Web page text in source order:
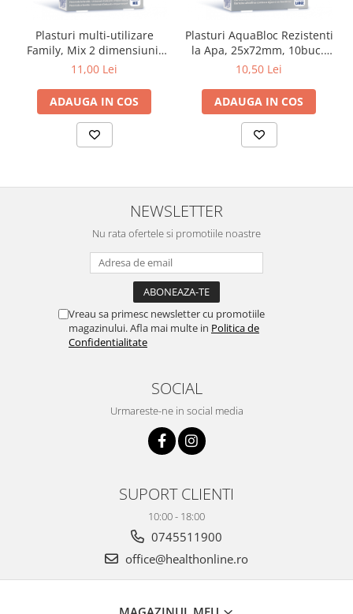
Plasturi multi-utilizare
Family, Mix 2 dimensiuni,
20buc., Pic Solution
11,00 Lei
ADAUGA IN COS
Plasturi AquaBloc Rezistenti
la Apa, 25x72mm, 10buc.,
Pic Solution
10,50 Lei
ADAUGA IN COS
NEWSLETTER
Nu rata ofertele si promotiile noastre
Vreau sa primesc newsletter cu promotiile
magazinului. Afla mai multe in Politica de
Confidentialitate
SOCIAL
Urmareste-ne in social media
SUPORT CLIENTI
10:00 - 18:00
0745511900
office@healthonline.ro